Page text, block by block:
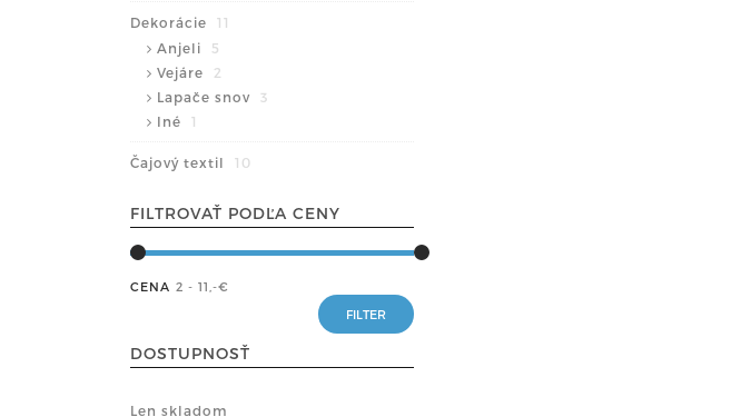
Dekorácie
11
Anjeli
5
Vejáre
2
Lapače snov
3
Iné
1
Čajový textil 10
FILTROVAŤ PODĽA CENY
CENA 2 - 11 ,-€
DOSTUPNOSŤ
Len skladom